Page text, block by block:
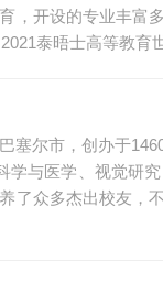
，开设的专业丰富
泰晤士高等教育
塞尔市，创办于
学与医学、视觉研
了众多杰出校友，